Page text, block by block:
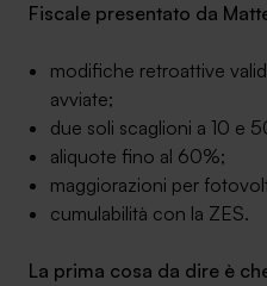
Lavora con noi
Fiscale presentato da
modifiche retroattive
avviate;
due soli scaglioni a 10 e
aliquote fino al 60%;
maggiorazioni per
cumulabilità con la ZES.
La prima cosa da dire è